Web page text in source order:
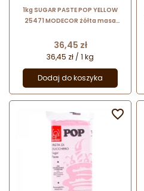
1kg SUGAR PASTE POP YELLOW
25471 MODECOR żółta masa
Cena
36,45 zł
36,45 zł / 1 kg
Dodaj do koszyka
